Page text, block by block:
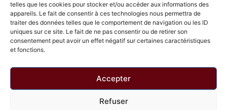
telles que les cookies pour stocker et/ou accéder aux informations des
appareils. Le fait de consentir à ces technologies nous permettra de
traiter des données telles que le comportement de navigation ou les ID
uniques sur ce site. Le fait de ne pas consentir ou de retirer son
consentement peut avoir un effet négatif sur certaines caractéristiques
et fonctions.
Accepter
Refuser